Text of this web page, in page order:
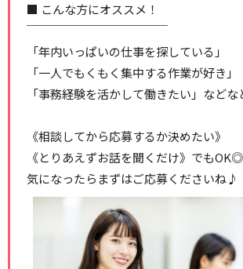
■ こんな方にオススメ！
￣￣￣￣￣￣￣￣￣￣￣￣
「年内いっぱいの仕事を探している」
「一人でもくもく集中する作業が好き」
「事務経験を活かして働きたい」など
《相談してから応募するか決めたい》
《とりあえずお話を聞くだけ》でもOK◎
気になったらまずはご応募くださいね♪